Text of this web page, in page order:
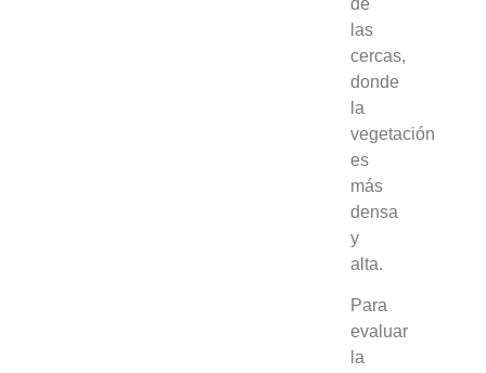
de
las
cercas,
donde
la
vegetación
es
más
densa
y
alta.
Para
evaluar
la